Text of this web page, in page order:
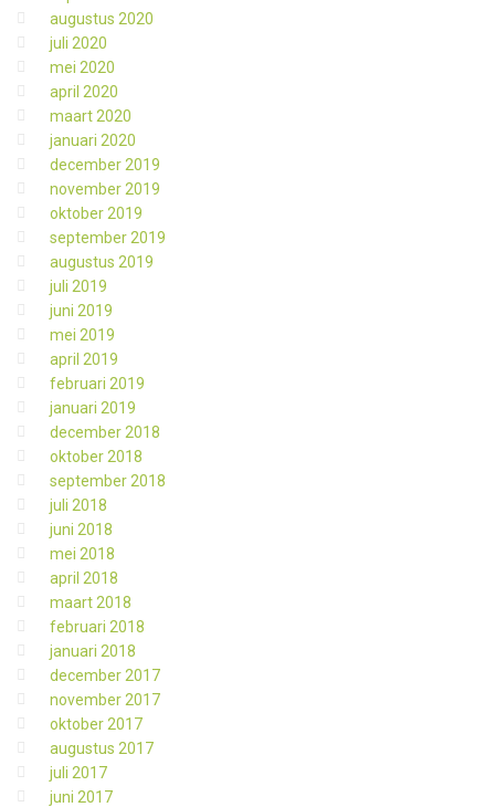
augustus 2020
juli 2020
mei 2020
april 2020
maart 2020
januari 2020
december 2019
november 2019
oktober 2019
september 2019
augustus 2019
juli 2019
juni 2019
mei 2019
april 2019
februari 2019
januari 2019
december 2018
oktober 2018
september 2018
juli 2018
juni 2018
mei 2018
april 2018
maart 2018
februari 2018
januari 2018
december 2017
november 2017
oktober 2017
augustus 2017
juli 2017
juni 2017